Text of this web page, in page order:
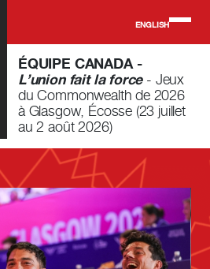
ENGLISH
ÉQUIPE CANADA -
L’union fait la force- Jeux
du Commonwealth de 2026
à Glasgow, Écosse (23 juillet
au 2 août 2026)